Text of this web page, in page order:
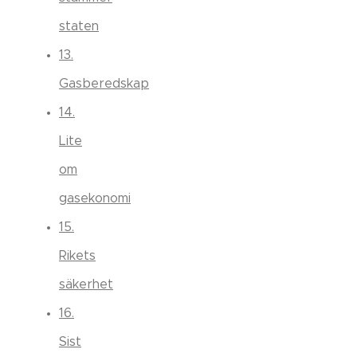
staten
13.
Gasberedskap
14.
Lite
om
gasekonomi
15.
Rikets
säkerhet
16.
Sist